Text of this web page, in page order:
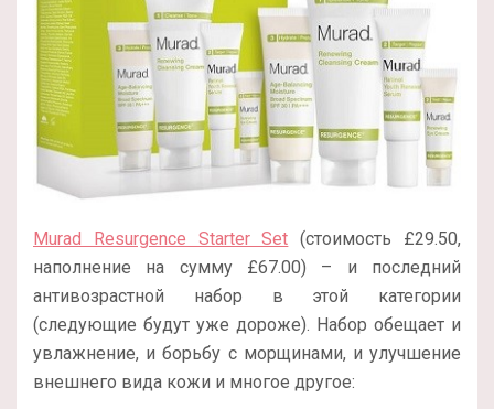
Murad Resurgence Starter Set (стоимость £29.50,
наполнение на сумму £67.00) – и последний
антивозрастной набор в этой категории
(следующие будут уже дороже). Набор обещает и
увлажнение, и борьбу с морщинами, и улучшение
внешнего вида кожи и многое другое: